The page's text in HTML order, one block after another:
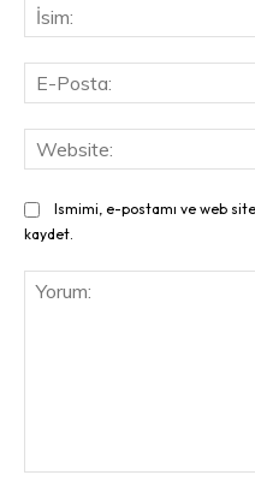
Ismimi, e-postamı ve web
kaydet.